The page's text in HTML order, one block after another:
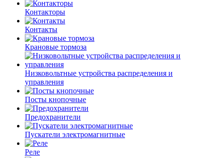
Контакторы
Контакты
Крановые тормоза
Низковольтные устройства распределения и
управления
Посты кнопочные
Предохранители
Пускатели электромагнитные
Реле